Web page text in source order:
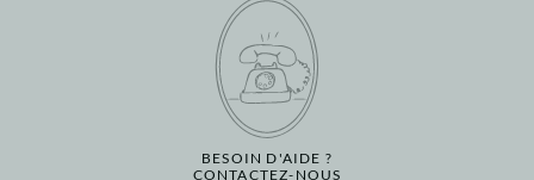
BESOIN D'AIDE ?
CONTACTEZ-NOUS